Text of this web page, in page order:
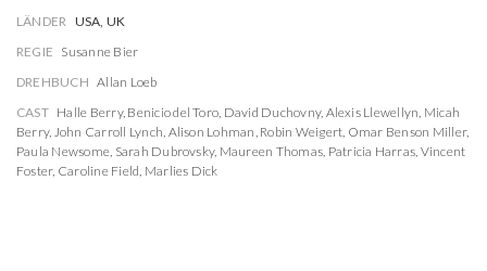
LÄNDER USA, UK
REGIE Susanne Bier
DREHBUCH Allan Loeb
CAST Halle Berry, Benicio del Toro, David Duchovny, Alexis Llewellyn, Micah
Berry, John Carroll Lynch, Alison Lohman, Robin Weigert, Omar Benson Miller,
Paula Newsome, Sarah Dubrovsky, Maureen Thomas, Patricia Harras, Vincent
Foster, Caroline Field, Marlies Dick